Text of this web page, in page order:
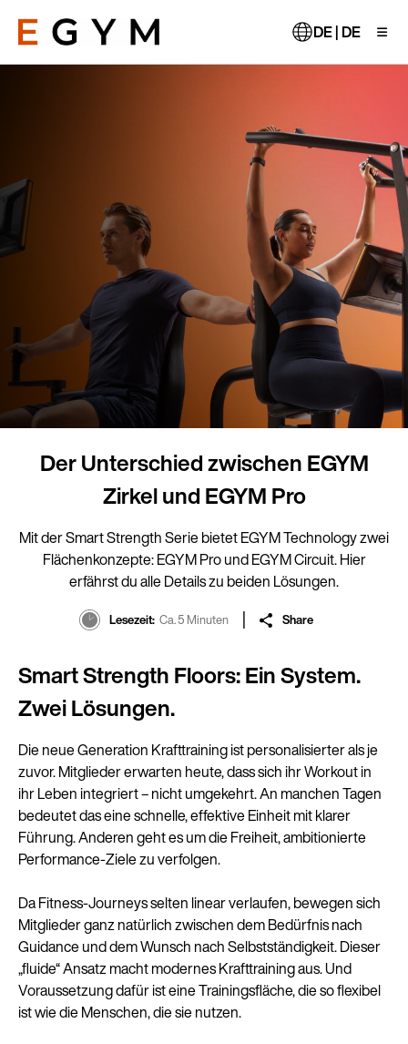
zum
Inhalt DE | DE
Der Unterschied zwischen EGYM
Zirkel und EGYM Pro
Mit der Smart Strength Serie bietet EGYM Technology zwei
Flächenkonzepte: EGYM Pro und EGYM Circuit. Hier
erfährst du alle Details zu beiden Lösungen.
Lesezeit Ca. 5 Minuten Share
Smart Strength Floors: Ein System.
Zwei Lösungen.
Die neue Generation Krafttraining ist personalisierter als je
zuvor. Mitglieder erwarten heute, dass sich ihr Workout in
ihr Leben integriert – nicht umgekehrt. An manchen Tagen
bedeutet das eine schnelle, effektive Einheit mit klarer
Führung. Anderen geht es um die Freiheit, ambitionierte
Performance-Ziele zu verfolgen.
Da Fitness-Journeys selten linear verlaufen, bewegen sich
Mitglieder ganz natürlich zwischen dem Bedürfnis nach
Guidance und dem Wunsch nach Selbstständigkeit. Dieser
„fluide“ Ansatz macht modernes Krafttraining aus. Und
Voraussetzung dafür ist eine Trainingsfläche, die so flexibel
ist wie die Menschen, die sie nutzen.